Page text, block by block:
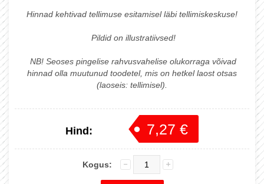
Hinnad kehtivad tellimuse esitamisel läbi tellimiskeskuse!
Pildid on illustratiivsed!
NB! Seoses pingelise rahvusvahelise olukorraga võivad
hinnad olla muutunud toodetel, mis on hetkel laost otsas
(laoseis: tellimisel).
Hind: 7,27 €
Kogus: